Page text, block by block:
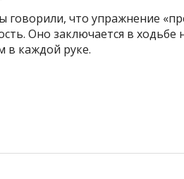
говорили, что упражнение
Оно заключается в
в каждой руке.